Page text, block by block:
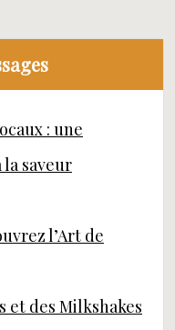
: une
saveur
l’Art de
et des Milkshakes